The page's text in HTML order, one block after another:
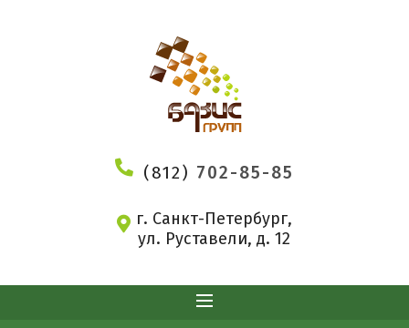
(812) 702-85-85
г. Санкт-Петербург,
ул. Руставели, д. 12